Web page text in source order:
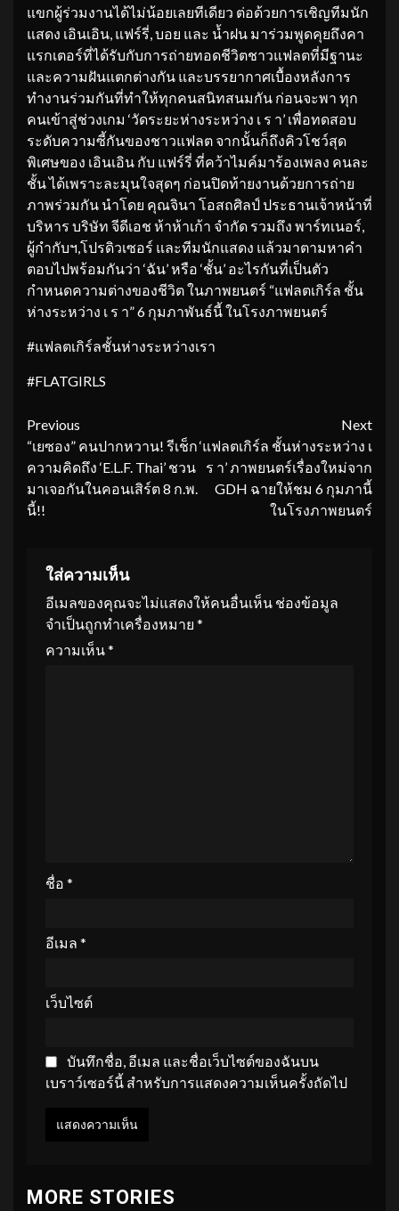
แขกผู้ร่วมงานได้ไม่น้อยเลยทีเดียว ต่อด้วยการเชิญทีมนัก
แสดง เอินเอิน, แฟร์รี่, บอย และ น้ำฝน มาร่วมพูดคุยถึงคา
แรกเตอร์ที่ได้รับกับการถ่ายทอดชีวิตชาวแฟลตที่มีฐานะ
และความฝันแตกต่างกัน และบรรยากาศเบื้องหลังการ
ทำงานร่วมกันที่ทำให้ทุกคนสนิทสนมกัน ก่อนจะพา ทุก
คนเข้าสู่ช่วงเกม ‘วัดระยะห่างระหว่าง เ ร า’ เพื่อทดสอบ
ระดับความซี้กันของชาวแฟลต จากนั้นก็ถึงคิวโชว์สุด
พิเศษของ เอินเอิน กับ แฟร์รี่ ที่คว้าไมค์มาร้องเพลง คนละ
ชั้น ได้เพราะละมุนใจสุดๆ ก่อนปิดท้ายงานด้วยการถ่าย
ภาพร่วมกัน นำโดย คุณจินา โอสถศิลป์ ประธานเจ้าหน้าที่
บริหาร บริษัท จีดีเอช ห้าห้าเก้า จำกัด รวมถึง พาร์ทเนอร์,
ผู้กำกับฯ,โปรดิวเซอร์ และทีมนักแสดง แล้วมาตามหาคำ
ตอบไปพร้อมกันว่า ‘ฉัน’ หรือ ‘ชั้น’ อะไรกันที่เป็นตัว
กำหนดความต่างของชีวิต ในภาพยนตร์ “แฟลตเกิร์ล ชั้น
ห่างระหว่าง เ ร า” 6 กุมภาพันธ์นี้ ในโรงภาพยนตร์
#แฟลตเกิร์ลชั้นห่างระหว่างเรา
#FLATGIRLS
Continue
Reading
Previous
“เยซอง” คนปากหวาน! รีเช็ก
ความคิดถึง ‘E.L.F. Thai’ ชวน
มาเจอกันในคอนเสิร์ต 8 ก.พ.
นี้!!
Next
‘แฟลตเกิร์ล ชั้นห่างระหว่าง เ
ร า’ ภาพยนตร์เรื่องใหม่จาก
GDH ฉายให้ชม 6 กุมภานี้
ในโรงภาพยนตร์
ใส่ความเห็น
อีเมลของคุณจะไม่แสดงให้คนอื่นเห็น ช่องข้อมูล
จำเป็นถูกทำเครื่องหมาย *
ความเห็น*
ชื่อ *
อีเมล *
เว็บไซต์
บันทึกชื่อ, อีเมล และชื่อเว็บไซต์ของฉันบน
เบราว์เซอร์นี้ สำหรับการแสดงความเห็นครั้งถัดไป
MORE STORIES